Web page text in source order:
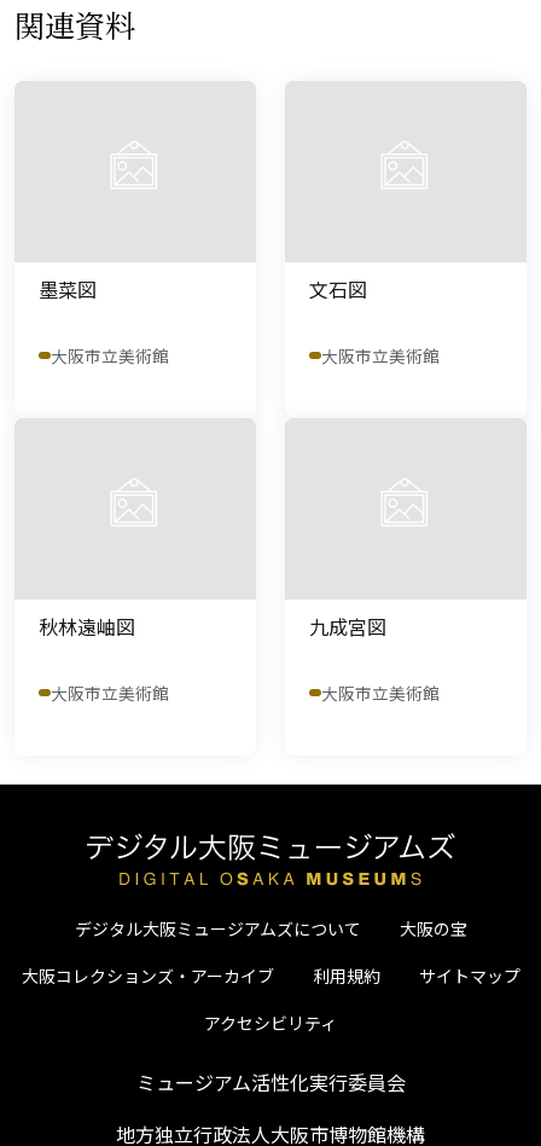
関連資料
墨菜図
大阪市立美術館
文石図
大阪市立美術館
秋林遠岫図
大阪市立美術館
九成宮図
大阪市立美術館
デジタル大阪ミュージアムズについて
大阪の宝
大阪コレクションズ・アーカイブ
利用規約
サイトマップ
アクセシビリティ
ミュージアム活性化実行委員会
地方独立行政法人大阪市博物館機構